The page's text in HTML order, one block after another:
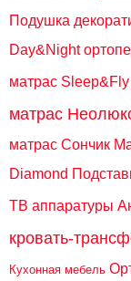
Подушка
Day&Night
матрас
матрас
матрас Сончик
Diamond
ТВ аппаратуры
кровать-
Кухонная мебель